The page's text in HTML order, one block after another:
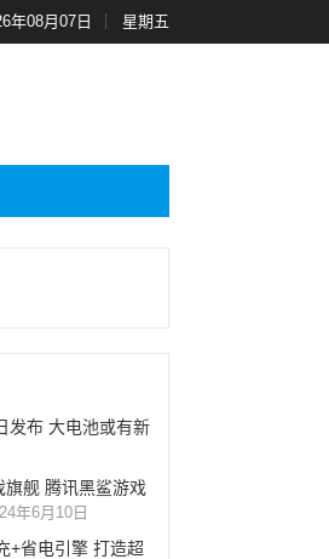
年08月07日 星期五
发布 大电池或有新
舰 腾讯黑鲨游戏
年6月10日
+省电引擎 打造超